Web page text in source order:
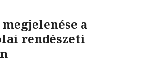
a
rendészeti